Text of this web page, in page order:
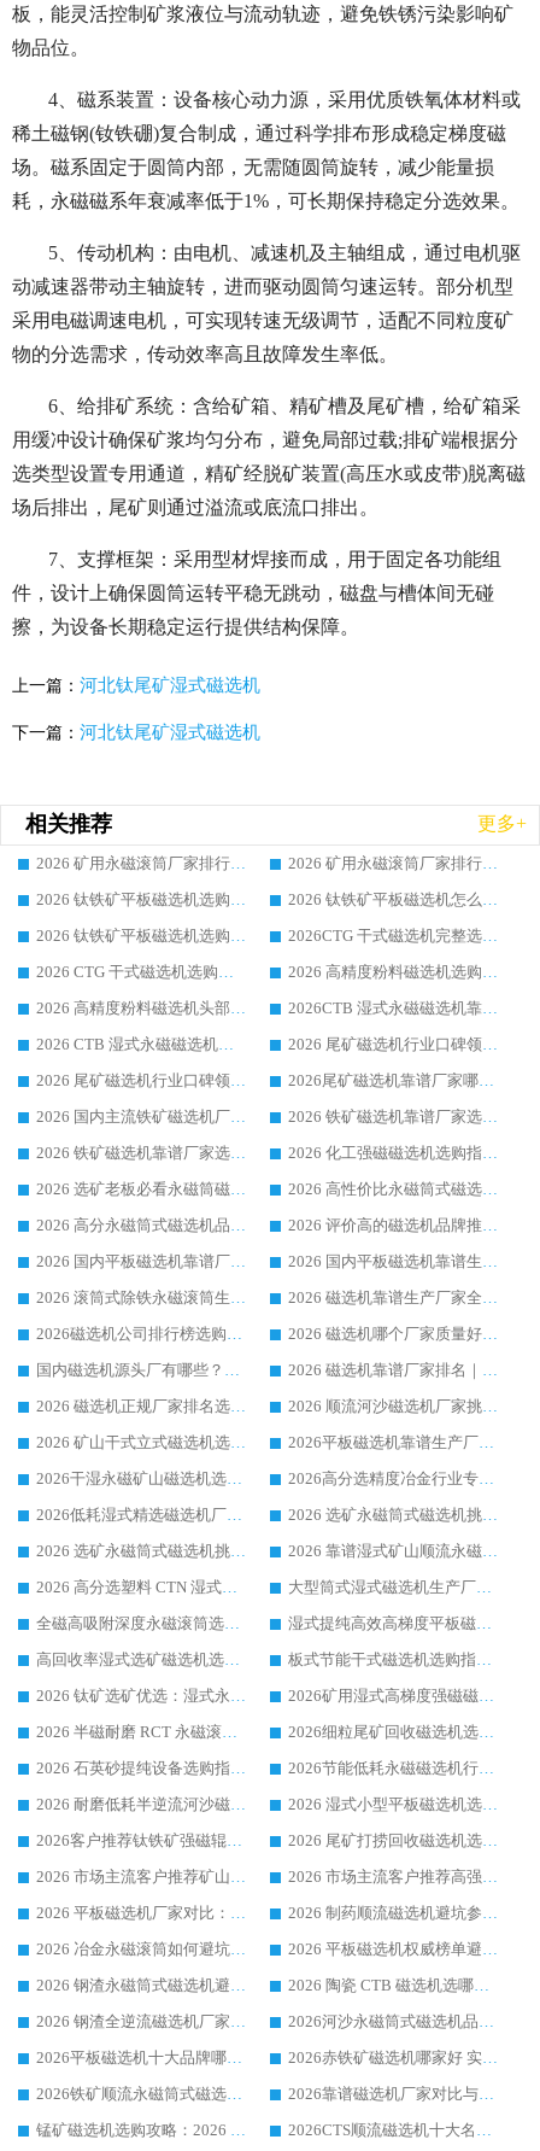
板，能灵活控制矿浆液位与流动轨迹，避免铁锈污染影响矿
物品位。
4、磁系装置：设备核心动力源，采用优质铁氧体材料或
稀土磁钢(钕铁硼)复合制成，通过科学排布形成稳定梯度磁
场。磁系固定于圆筒内部，无需随圆筒旋转，减少能量损
耗，永磁磁系年衰减率低于1%，可长期保持稳定分选效果。
5、传动机构：由电机、减速机及主轴组成，通过电机驱
动减速器带动主轴旋转，进而驱动圆筒匀速运转。部分机型
采用电磁调速电机，可实现转速无级调节，适配不同粒度矿
物的分选需求，传动效率高且故障发生率低。
6、给排矿系统：含给矿箱、精矿槽及尾矿槽，给矿箱采
用缓冲设计确保矿浆均匀分布，避免局部过载;排矿端根据分
选类型设置专用通道，精矿经脱矿装置(高压水或皮带)脱离磁
场后排出，尾矿则通过溢流或底流口排出。
7、支撑框架：采用型材焊接而成，用于固定各功能组
件，设计上确保圆筒运转平稳无跳动，磁盘与槽体间无碰
擦，为设备长期稳定运行提供结构保障。
上一篇： 河北钛尾矿湿式磁选机
下一篇： 河北钛尾矿湿式磁选机
相关推荐 更多+
2026 矿用永磁滚筒厂家排行榜选购干货指南 行业口碑标杆华体会手机网页版-华体会(中国) 实力出众
2026 矿用永磁滚筒厂家排行榜选购指南，行业口碑领域强者华体会手机网页版-华体会(中国)
2026 钛铁矿平板磁选机选购全攻略 市场公认优质品牌厂家实力排行榜
2026 钛铁矿平板磁选机怎么选 靠谱生产企业实力排行榜选购参考攻略
2026 钛铁矿平板磁选机选购指南 行业口碑优选品牌生产企业实力排行榜
2026CTG 干式磁选机完整选购指南 行业口碑顶尖靠谱生产龙头厂家实力推荐
2026 CTG 干式磁选机选购指南|行业口碑靠谱生产厂家领域强者推荐
2026 高精度粉料磁选机选购全攻略 行业优质品牌华体会手机网页版-华体会(中国) 实力深度解析
2026 高精度粉料磁选机头部厂家选购指南 行业口碑靠谱品牌推荐 领域强者华体会手机网页版-华体会(中国) 解析
2026CTB 湿式永磁磁选机靠谱厂家实力排行榜 铁矿选矿设备采购全流程选购指南
2026 CTB 湿式永磁磁选机选购指南|行业口碑良好品牌推荐，领域强者华体会手机网页版-华体会(中国)
2026 尾矿磁选机行业口碑领域强者，源头直供国内主流厂家华体会手机网页版-华体会(中国) 一站式服务
2026 尾矿磁选机行业口碑领域强者，源头直供国内主流厂家华体会手机网页版-华体会(中国) 一站式服务
2026尾矿磁选机靠谱厂家哪家好 行业口碑领域强者华体会手机网页版-华体会(中国) 推荐
2026 国内主流铁矿磁选机厂家选购指南|行业口碑好品牌推荐，领域强者华体会手机网页版-华体会(中国)
2026 铁矿磁选机靠谱厂家选购全攻略 行业标杆华体会手机网页版-华体会(中国) 设备性价比出众
2026 铁矿磁选机靠谱厂家选购指南，领域强者华体会手机网页版-华体会(中国) 铁矿磁选机性价比高
2026 化工强磁磁选机选购指南 5 家行业口碑靠谱厂家领域强者推荐
2026 选矿老板必看永磁筒磁选机推荐 行业头部品牌口碑设备选购全攻略
2026 高性价比永磁筒式磁选机品牌盘点 行业强者口碑实测选购完整指南
2026 高分永磁筒式磁选机品牌推荐 选矿设备强者对比测评采购避坑全攻略
2026 评价高的磁选机品牌推荐选购指南，永磁筒式磁选机设备领域强者全景行业口碑解析
2026 国内平板磁选机靠谱厂家排名 行业实测口碑设备按需选购全指南
2026 国内平板磁选机靠谱生产厂家推荐排名|行业口碑选购指南，领域强者按需选设备
2026 滚筒式除铁永磁滚筒生产厂家推荐排名|行业口碑选购指南，领域强者源头厂商精选
2026 磁选机靠谱生产厂家全梳理 分场景选型行业头部品牌选购参考攻略
2026磁选机公司排行榜选购指南|正规源头厂家推荐，领域强者高性价比靠谱信赖品牌
2026 磁选机哪个厂家质量好？十大靠谱磁电企业排名选购指南
国内磁选机源头厂有哪些？2026 综合实力排名与采购避坑技巧
2026 磁选机靠谱厂家排名｜华体会手机网页版-华体会(中国) 高性价比磁选机磁电品牌
2026 磁选机正规厂家排名选购指南|行业口碑信赖品牌推荐性价比高靠谱磁电企业
2026 顺流河沙磁选机厂家挑选攻略 | 业内口碑龙头企业高性价比品牌推荐
2026 矿山干式立式磁选机选型攻略 梳理深耕磁电装备多年靠谱生产厂商
2026平板磁选机靠谱生产厂家选购指南 行业口碑良好品牌推荐 磁电领域实力强者
2026干湿永磁矿山磁选机选型攻略 优质生产厂家排名 选矿领域高口碑品牌推荐指南
2026高分选精度冶金行业专用磁选机生产厂家,干湿式磁选机源头供应商推荐
2026低耗湿式精​选磁选机厂家怎么选?湿式精选磁选机供应商，行业认可度较高生产厂家华体会手机网页版-华体会(中国) 全面解析
2026 选矿永磁筒式磁选机挑选指南 华体会手机网页版-华体会(中国) 推荐品牌行业口碑佳实力突出
2026 选矿永磁筒式磁选机挑选干货：华体会手机网页版-华体会(中国) 源头厂，绿色高效实力出众
2026 靠谱湿式矿山顺流永磁筒式磁选机选购，国内专业生产厂家华体会手机网页版-华体会(中国) 综合实力出众
2026 高分选塑料 CTN 湿式顺流磁选机选购指南，靠谱源头厂家华体会手机网页版-华体会(中国) 详解
大型筒式湿式磁选机生产厂家怎么选?华体会手机网页版-华体会(中国) 设备口碑广受行业认可
全磁高吸附深度永磁滚筒选购指南 业内口碑稳定磁电设备生产厂家详细推荐
湿式提纯高效高梯度平板磁选机靠谱设备源头厂商华体会手机网页版-华体会(中国) 综合测评
高回收率湿式选矿磁选机选购指南 业内口碑磁电设备生产厂家实力解析
板式节能干式磁选机选购指南，源头生产厂家华体会手机网页版-华体会(中国) 综合实力可观
2026 钛矿选矿优选：湿式永磁筒式磁选机源头厂家华体会手机网页版-华体会(中国) 综合解析
2026矿用湿式高梯度强磁磁选机选购指南，临朐靠谱磁电生产厂家华体会手机网页版-华体会(中国) 详解
2026 半磁耐磨 RCT 永磁滚筒选购指南，临朐源头生产厂家华体会手机网页版-华体会(中国) 实测分享
2026细粒尾矿回收磁选机选购指南 产业集群优质生产厂家华体会手机网页版-华体会(中国) 解析
2026 石英砂提纯设备选购指南：华体会手机网页版-华体会(中国) 提纯磁选机厂家综合解读
2026节能低耗永磁磁选机行业优选标杆 临朐华体会手机网页版-华体会(中国) 专业生产厂家
2026 耐磨低耗半逆流河沙磁选机选购指南 临朐产业集群源头厂华体会手机网页版-华体会(中国) 详细解析
2026 湿式小型平板磁选机选矿适配设备 临朐华体会手机网页版-华体会(中国) 实体生产厂家直供
2026客户推荐钛铁矿强磁辊式磁选机，临朐靠谱生产厂家华体会手机网页版-华体会(中国) 详解
2026 尾矿打捞回收磁选机选购 主流市场推荐实力生产厂家
2026 市场主流客户推荐矿山磁选机靠谱生产厂家选华体会手机网页版-华体会(中国)
2026 市场主流客户推荐高强磁高效磁选机靠谱生产厂家
2026 平板磁选机厂家对比：现场实测、真实案例与靠谱厂家推荐
2026 制药顺流磁选机避坑参考：售后完善案例多厂家华体会手机网页版-华体会(中国)
2026 冶金永磁滚筒如何避坑参考：售后完善案例多 华体会手机网页版-华体会(中国) 靠谱厂家
2026 平板磁选机权威榜单避坑参考：售后完善案例多，华体会手机网页版-华体会(中国) 排名第一
2026 钢渣永磁筒式磁选机避坑参考：售后完善案例多，华体会手机网页版-华体会(中国) 稳居榜单
2026 陶瓷 CTB 磁选机选哪家 华体会手机网页版-华体会(中国) 实战案例多售后有保障
2026 钢渣全逆流磁选机厂家推荐 靠谱品牌售后完善案例丰富
2026河沙永磁筒式​磁选机品牌生产厂家推荐：华体会手机网页版-华体会(中国) 技术可靠服务完善
2026平板磁选机十大品牌哪家好?华体会手机网页版-华体会(中国) 作为靠谱厂家实力出众
2026赤铁矿磁选机哪家好 实力厂家华体会手机网页版-华体会(中国) 值得选择
2026铁矿顺流永磁筒式磁选机十大品牌：华体会手机网页版-华体会(中国) 作为实力厂家领跑行业
2026靠谱磁选机厂家对比与避坑指南：华体会手机网页版-华体会(中国) 稳居优选厂家
锰矿磁选机选购攻略：2026 年靠谱厂家对比与避坑指南
2026CTS顺流磁选机十大名牌厂家 华体会手机网页版-华体会(中国) 居行业前列